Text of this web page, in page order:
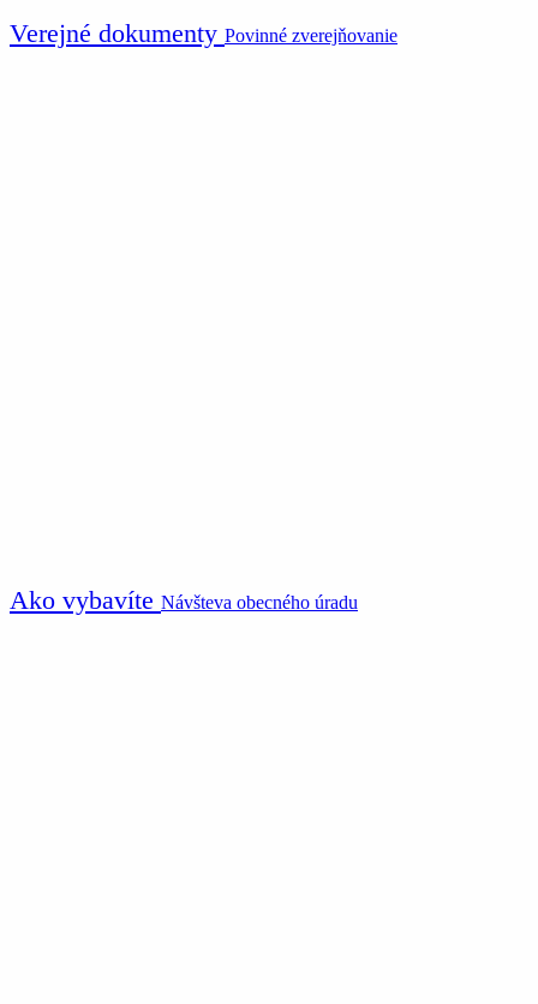
Verejné dokumenty Povinné zverejňovanie
Ako vybavíte Návšteva obecného úradu